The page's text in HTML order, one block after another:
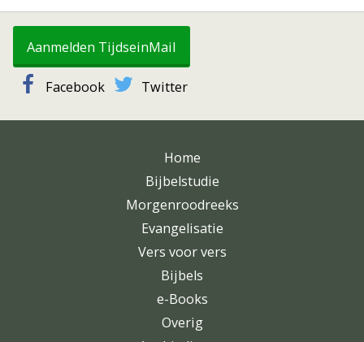
Aanmelden TijdseinMail
Facebook Twitter
Home
Bijbelstudie
Morgenroodreeks
Evangelisatie
Vers voor vers
Bijbels
e-Books
Overig